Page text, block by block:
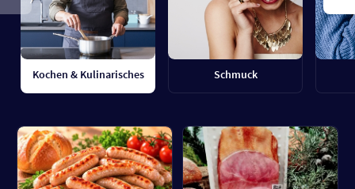
Kochen & Kulinarisches Schmuck